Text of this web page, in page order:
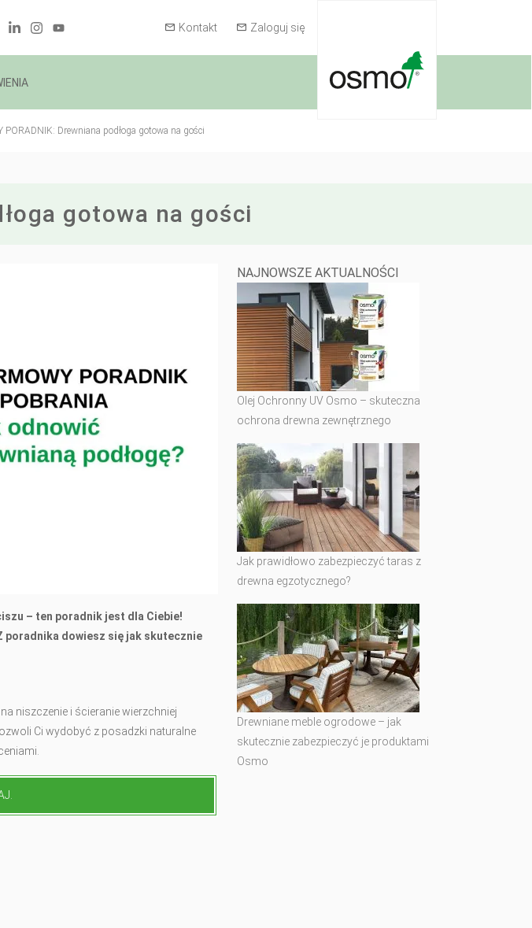
Kontakt Zaloguj się
PORADNIK: Drewniana podłoga gotowa na gości
gotowa na gości
– ten poradnik jest dla Ciebie!
poradnika dowiesz się jak skutecznie
niszczenie i ścieranie wierzchniej
Ci wydobyć z posadzki naturalne
NAJNOWSZE AKTUALNOŚCI
Olej Ochronny UV Osmo – skuteczna
ochrona drewna zewnętrznego
Jak prawidłowo zabezpieczyć taras z
drewna egzotycznego?
Drewniane meble ogrodowe – jak
skutecznie zabezpieczyć je produktami
Osmo